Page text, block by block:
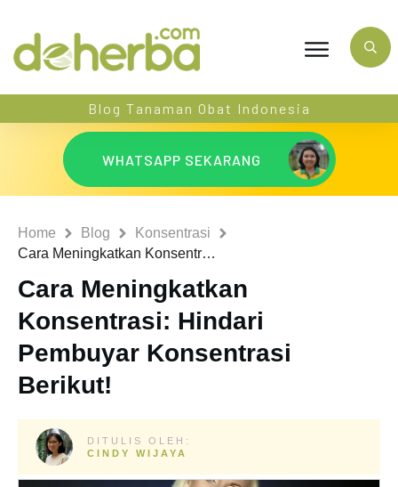
Blog Tanaman Obat Indonesia
WHATSAPP SEKARANG
Home Blog
Konsentrasi
Cara Meningkatkan Konsentrasi: Hindari Pembuyar Konsentrasi Berikut!
Cara Meningkatkan
Konsentrasi: Hindari
Pembuyar Konsentrasi
Berikut!
DITULIS OLEH:
CINDY WIJAYA